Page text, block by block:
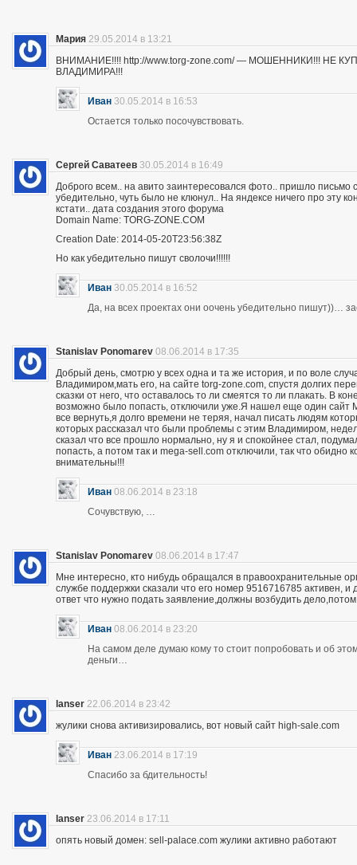
Мария 29.05.2014 в 13:21
ВНИМАНИЕ!!!! http://www.torg-zone.com/ — МОШЕННИКИ!!! НЕ
ВЛАДИМИРА!!!
Иван 30.05.2014 в 16:53
Остается только посочувствовать.
Сергей Саватеев 30.05.2014 в 16:49
Доброго всем.. на авито заинтересовался фото.. пришло
убедительно, чуть было не клюнул.. На яндексе ничего про
кстати.. дата создания этого форума
Domain Name: TORG-ZONE.COM
Creation Date: 2014-05-20T23:56:38Z
Но как убедительно пишут сволочи!!!!!!
Иван 30.05.2014 в 16:52
Да, на всех проектах они оочень убедительно пишут))…
Stanislav Ponomarev 08.06.2014 в 17:35
Добрый день, смотрю у всех одна и та же история, и по воле
Владимиром,мать его, на сайте torg-zone.com, спустя долгих
сказки от него, что оставалось то ли смеятся то ли плакать. В
возможно было попасть, отключили уже.Я нашел еще один
все вернуть,я долго времени не теряя, начал писать людям
которых рассказал что были проблемы с этим Владимиром,
сказал что все прошло нормально, ну я и спокойнее стал,
попасть, а потом так и mega-sell.com отключили, так что обидно
внимательны!!!
Иван 08.06.2014 в 23:18
Сочувствую, …
Stanislav Ponomarev 08.06.2014 в 17:47
Мне интересно, кто нибудь обращался в правоохранительные
службе поддержки сказали что его номер 9516716785 активен,
ответ что нужно подать заявление,должны возбудить
Иван 08.06.2014 в 23:20
На самом деле думаю кому то стоит попробовать и об
деньги…
lanser 22.06.2014 в 23:42
жулики снова активизировались, вот новый сайт high-sale.com
Иван 23.06.2014 в 17:19
Спасибо за бдительность!
lanser 23.06.2014 в 17:11
опять новый домен: sell-palace.com жулики активно работают